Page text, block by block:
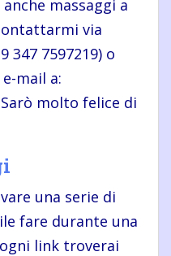
massaggi a
via
347 7597219) o
mail a:
molto felice di
una serie di
fare durante una
link troverai